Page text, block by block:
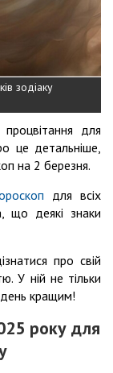
зодіаку
для
це детальніше,
на 2 березня.
для всіх
що деякі знаки
про свій
У ній не тільки
день кращим!
року для